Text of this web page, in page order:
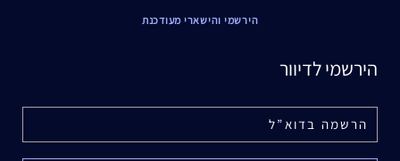
הירשמי והישארי מעודכנת
הירשמי לדיוור